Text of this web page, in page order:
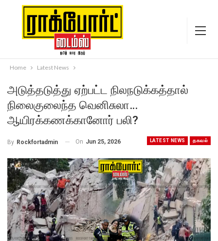
Home Latest News
அடுத்தடுத்து ஏற்பட்ட நிலநடுக்கத்தால்
நிலைகுலைந்த வெனிசுலா…
ஆயிரக்கணக்கானோர் பலி?
LATEST NEWS தகவல்
By Rockfortadmin On Jun 25, 2026